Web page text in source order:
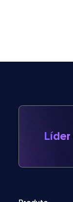
Líder